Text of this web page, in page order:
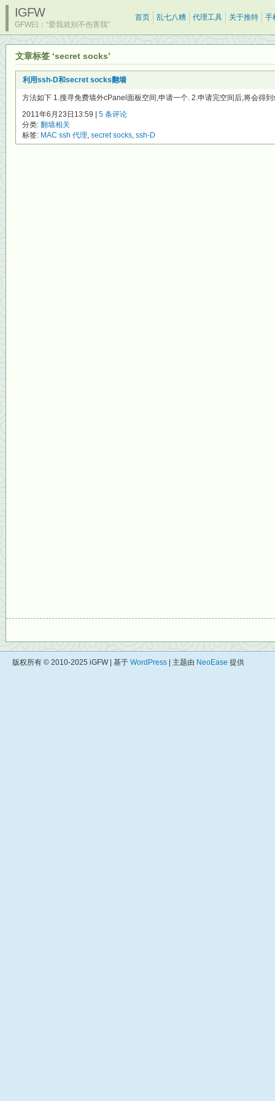
IGFW
GFW曰：“爱我就别不伤害我”
首页 乱七八糟 代理工具 关于推特 手
文章标签 ‘secret socks’
利用ssh-D和secret socks翻墙
方法如下 1.搜寻免费墙外cPanel面板空间,申请一个. 2.申请完空间后,将会得
2011年6月23日13:59 | 5 条评论
分类: 翻墙相关
标签: MAC ssh 代理, secret socks, ssh-D
版权所有 © 2010-2025 iGFW | 基于 WordPress | 主题由 NeoEase 提供